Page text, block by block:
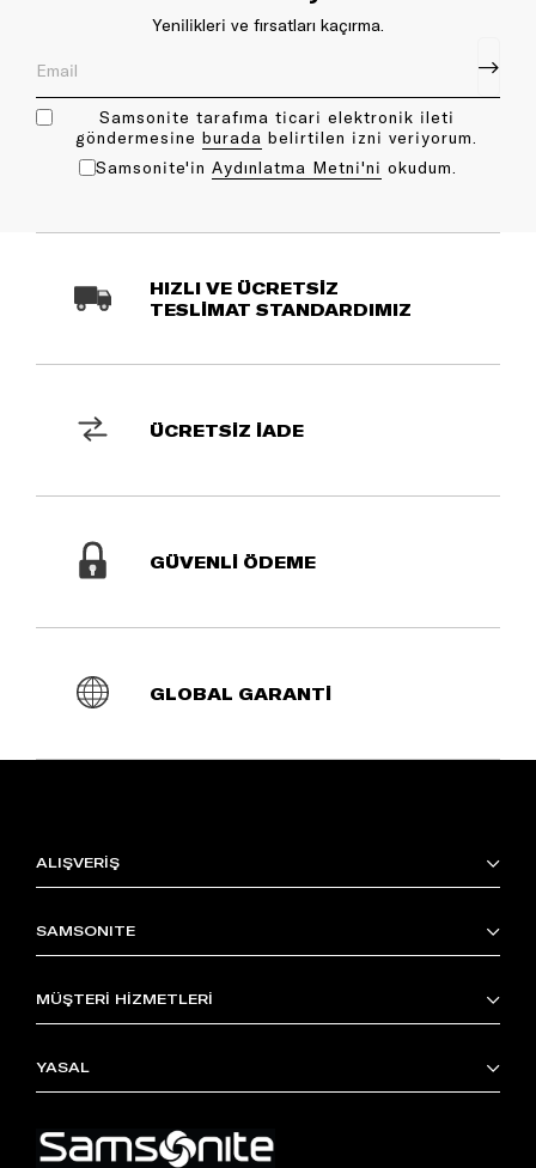
Yenilikleri ve fırsatları kaçırma.
Samsonite tarafıma ticari elektronik ileti
göndermesine bu rada belirtilen izni veriyorum.
Samsonite'in Aydınlatma Metni'ni okudum.
HIZLI VE ÜCRETSİZ
TESLİMAT STANDARDIMIZ
ÜCRETSİZ İADE
GÜVENLİ ÖDEME
GLOBAL GARANTİ
ALIŞVERİŞ
SAMSONITE
MÜŞTERİ HİZMETLERİ
YASAL